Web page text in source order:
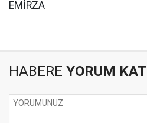
EMİRZA
HABERE YORUM KAT